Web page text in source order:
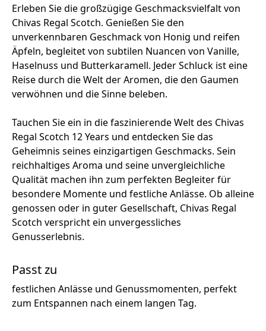
Erleben Sie die großzügige Geschmacksvielfalt von
Chivas Regal Scotch. Genießen Sie den
unverkennbaren Geschmack von Honig und reifen
Äpfeln, begleitet von subtilen Nuancen von Vanille,
Haselnuss und Butterkaramell. Jeder Schluck ist eine
Reise durch die Welt der Aromen, die den Gaumen
verwöhnen und die Sinne beleben.
Tauchen Sie ein in die faszinierende Welt des Chivas
Regal Scotch 12 Years und entdecken Sie das
Geheimnis seines einzigartigen Geschmacks. Sein
reichhaltiges Aroma und seine unvergleichliche
Qualität machen ihn zum perfekten Begleiter für
besondere Momente und festliche Anlässe. Ob alleine
genossen oder in guter Gesellschaft, Chivas Regal
Scotch verspricht ein unvergessliches
Genusserlebnis.
Passt zu
festlichen Anlässe und Genussmomenten, perfekt
zum Entspannen nach einem langen Tag.